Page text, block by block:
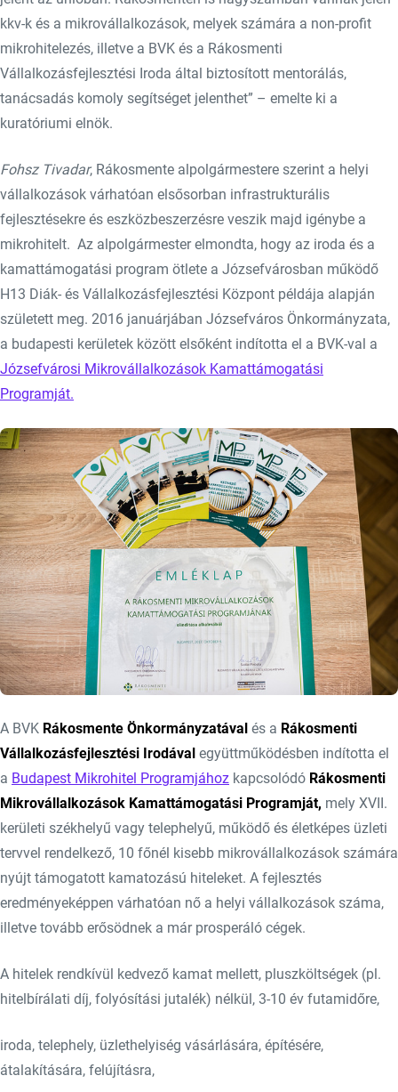
kkv-k és a mikrovállalkozások, melyek számára a non-profit
mikrohitelezés, illetve a BVK és a Rákosmenti
Vállalkozásfejlesztési Iroda által biztosított mentorálás,
tanácsadás komoly segítséget jelenthet” – emelte ki a
kuratóriumi elnök.
Fohsz Tivadar, Rákosmente alpolgármestere szerint a helyi
vállalkozások várhatóan elsősorban infrastrukturális
fejlesztésekre és eszközbeszerzésre veszik majd igénybe a
mikrohitelt. Az alpolgármester elmondta, hogy az iroda és a
kamattámogatási program ötlete a Józsefvárosban működő
H13 Diák- és Vállalkozásfejlesztési Központ példája alapján
született meg. 2016 januárjában Józsefváros Önkormányzata,
a budapesti kerületek között elsőként indította el a BVK-val a
Józsefvárosi Mikrovállalkozások Kamattámogatási
Programját.
A BVK Rákosmente Önkormányzatával és a Rákosmenti
Vállalkozásfejlesztési Irodával együttműködésben indította el
a Budapest Mikrohitel Programjához kapcsolódó Rákosmenti
Mikrovállalkozások Kamattámogatási Programját, mely XVII.
kerületi székhelyű vagy telephelyű, működő és életképes üzleti
tervvel rendelkező, 10 főnél kisebb mikrovállalkozások számára
nyújt támogatott kamatozású hiteleket. A fejlesztés
eredményeképpen várhatóan nő a helyi vállalkozások száma,
illetve tovább erősödnek a már prosperáló cégek.
A hitelek rendkívül kedvező kamat mellett, pluszköltségek (pl.
hitelbírálati díj, folyósítási jutalék) nélkül, 3-10 év futamidőre,
iroda, telephely, üzlethelyiség vásárlására, építésére,
átalakítására, felújításra,